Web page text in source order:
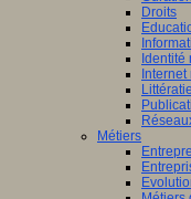
Droits
Identité
Métiers